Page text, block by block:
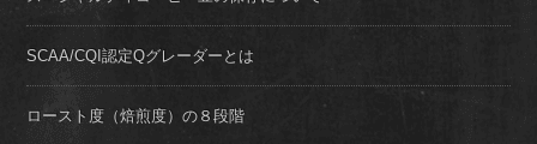
SCAA/CQI認定Qグレーダーとは
ロースト度（焙煎度）の８段階